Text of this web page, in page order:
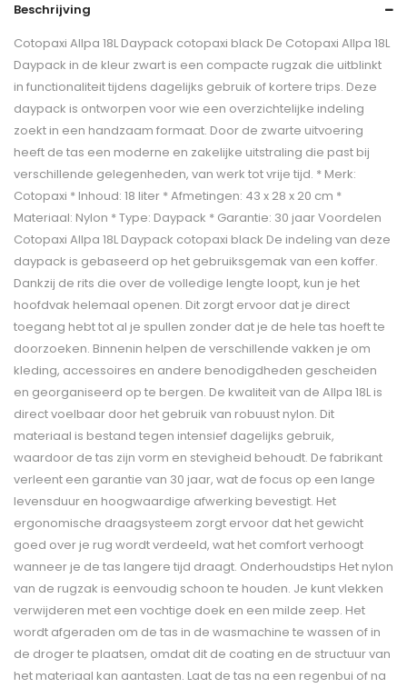
Beschrijving
Cotopaxi Allpa 18L Daypack cotopaxi black De Cotopaxi Allpa 18L
Daypack in de kleur zwart is een compacte rugzak die uitblinkt
in functionaliteit tijdens dagelijks gebruik of kortere trips. Deze
daypack is ontworpen voor wie een overzichtelijke indeling
zoekt in een handzaam formaat. Door de zwarte uitvoering
heeft de tas een moderne en zakelijke uitstraling die past bij
verschillende gelegenheden, van werk tot vrije tijd. * Merk:
Cotopaxi * Inhoud: 18 liter * Afmetingen: 43 x 28 x 20 cm *
Materiaal: Nylon * Type: Daypack * Garantie: 30 jaar Voordelen
Cotopaxi Allpa 18L Daypack cotopaxi black De indeling van deze
daypack is gebaseerd op het gebruiksgemak van een koffer.
Dankzij de rits die over de volledige lengte loopt, kun je het
hoofdvak helemaal openen. Dit zorgt ervoor dat je direct
toegang hebt tot al je spullen zonder dat je de hele tas hoeft te
doorzoeken. Binnenin helpen de verschillende vakken je om
kleding, accessoires en andere benodigdheden gescheiden
en georganiseerd op te bergen. De kwaliteit van de Allpa 18L is
direct voelbaar door het gebruik van robuust nylon. Dit
materiaal is bestand tegen intensief dagelijks gebruik,
waardoor de tas zijn vorm en stevigheid behoudt. De fabrikant
verleent een garantie van 30 jaar, wat de focus op een lange
levensduur en hoogwaardige afwerking bevestigt. Het
ergonomische draagsysteem zorgt ervoor dat het gewicht
goed over je rug wordt verdeeld, wat het comfort verhoogt
wanneer je de tas langere tijd draagt. Onderhoudstips Het nylon
van de rugzak is eenvoudig schoon te houden. Je kunt vlekken
verwijderen met een vochtige doek en een milde zeep. Het
wordt afgeraden om de tas in de wasmachine te wassen of in
de droger te plaatsen, omdat dit de coating en de structuur van
het materiaal kan aantasten. Laat de tas na een regenbui of na